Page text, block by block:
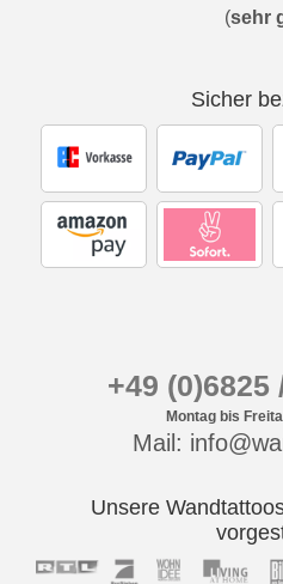
(sehr
Sicher
+49 (0)6825
Montag bis
Mail:
Unsere